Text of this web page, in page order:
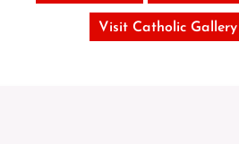
Visit Catholic